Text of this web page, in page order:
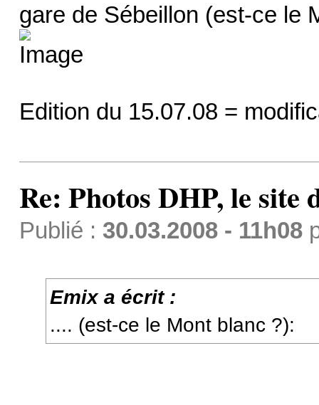
gare de Sébeillon (est-ce le
Edition du 15.07.08 =
Re: Photos DHP, le site
Publié : 30.03.2008 - 11h08
Emix a écrit :
.... (est-ce le Mont blanc ?):